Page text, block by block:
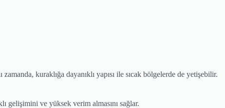
kuraklığa dayanıklı yapısı ile sıcak bölgelerde de yetişebilir.
gelişimini ve yüksek verim almasını sağlar.